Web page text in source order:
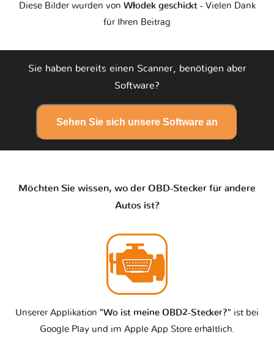
Diese Bilder wurden von Włodek geschickt - Vielen Dank
für Ihren Beitrag
Sie haben bereits einen Scanner, benötigen aber
Software?
Sehen Sie sich unsere Software an
Möchten Sie wissen, wo der OBD-Stecker für andere
Autos ist?
Unserer Applikation "Wo ist meine OBD2-Stecker?" ist bei
Google Play und im Apple App Store erhältlich.